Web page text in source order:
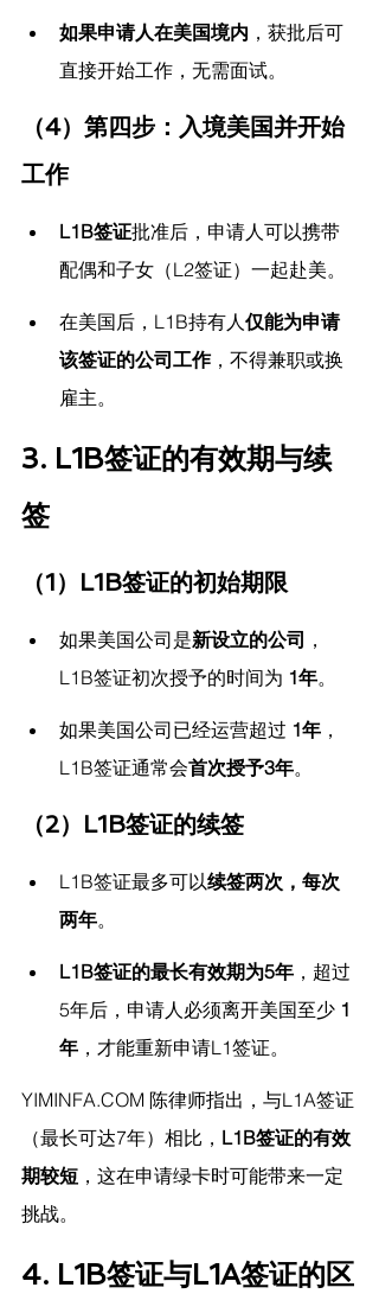
如果申请人在美国境内 ，获批后可
直接开始工作，无需面试。
（4）第四步：入境美国并开始
工作
L1B签证批准后，申请人可以携带
配偶和子女（L2签证）一起赴美。
在美国后，L1B持有人仅能为申请
该签证的公司工作，不得兼职或换
雇主。
3. L1B签证的有效期与续
签
（1）L1B签证的初始期限
如果美国公司是新设立的公司 ，
L1B签证初次授予的时间为 1年。
如果美国公司已经运营超过 1年 ，
L1B签证通常会首次授予3年。
（2）L1B签证的续签
L1B签证最多可以续签两次，每次
两年。
L1B签证的最长有效期为5年 ，超过
5年后，申请人必须离开美国至少 1
年 ，才能重新申请L1签证。
YIMINFA.COM 陈律师指出， 与L1A签证
（最长可达7年）相比， L1B签证的有效
期较短 ，这在申请绿卡时可能带来一定
挑战。
4. L1B签证与L1A签证的区